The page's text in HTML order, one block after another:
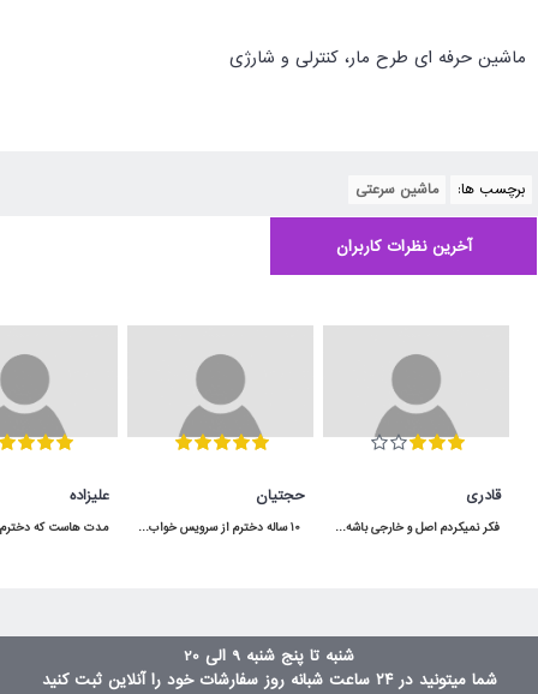
ماشین حرفه ای طرح مار، کنترلی و شارژی
برچسب ها: ماشین سرعتی
آخرین نظرات کاربران
قادری
فکر نمیکردم اصل و خارجی باشه و اینقدر به موقع به دستم برسه برعکس بقیه ی پیجا که بد قولن
حجتیان
10 ساله دخترم از سرویس خواب آپادانا استفاده میکنه هنوووووز مثل روز اولشه محکم و عااالی
علیزاده
شنبه تا پنج شنبه 9 الی 20
شما میتونید در ۲۴ ساعت شبانه روز سفارشات خود را آنلاین ثبت کنید